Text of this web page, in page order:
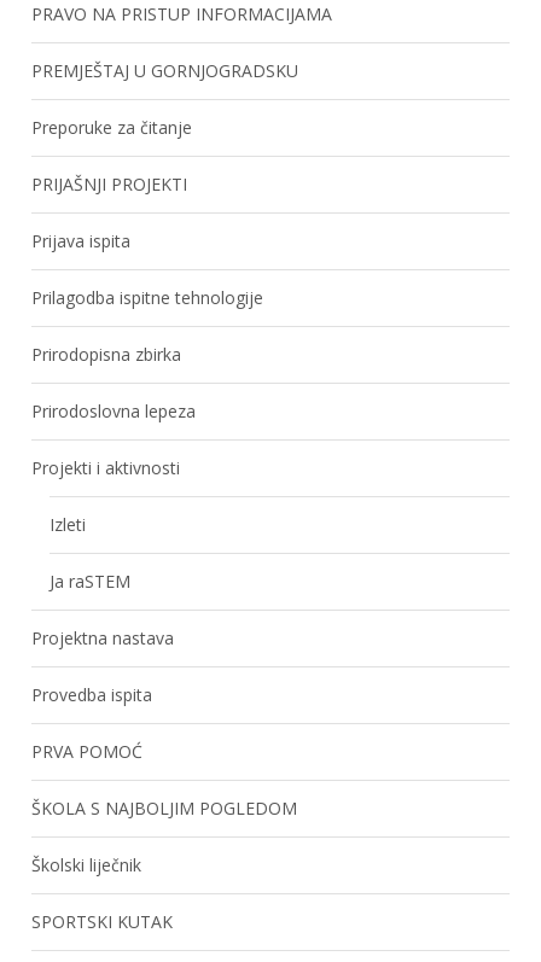
PRAVO NA PRISTUP INFORMACIJAMA
PREMJEŠTAJ U GORNJOGRADSKU
Preporuke za čitanje
PRIJAŠNJI PROJEKTI
Prijava ispita
Prilagodba ispitne tehnologije
Prirodopisna zbirka
Prirodoslovna lepeza
Projekti i aktivnosti
Izleti
Ja raSTEM
Projektna nastava
Provedba ispita
PRVA POMOĆ
ŠKOLA S NAJBOLJIM POGLEDOM
Školski liječnik
SPORTSKI KUTAK